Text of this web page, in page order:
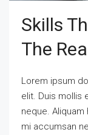
Skills
The
Lorem ipsum
elit. Duis mollis
neque.
mi accumsan